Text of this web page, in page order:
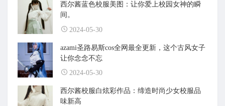
西尔酱蓝色校服美图：让你爱上校园女神的瞬
间。
2024-05-30
azami圣路易斯cos全网最全更新，这个古风女子
让你念念不忘
2024-05-30
西尔酱校服白炫彩作品：缔造时尚少女校服品
味新高